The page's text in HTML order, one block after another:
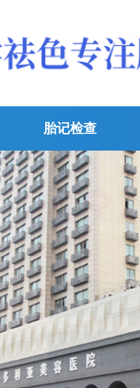
胎记检查